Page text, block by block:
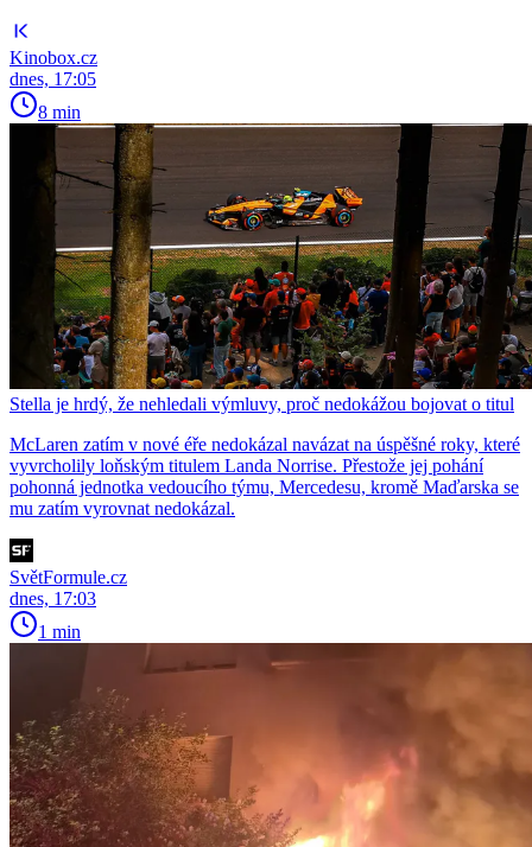
Kinobox.cz
dnes, 17:05
8 min
Stella je hrdý, že nehledali výmluvy, proč nedokážou bojovat o titul
McLaren zatím v nové éře nedokázal navázat na úspěšné roky, které
vyvrcholily loňským titulem Landa Norrise. Přestože jej pohání
pohonná jednotka vedoucího týmu, Mercedesu, kromě Maďarska se
mu zatím vyrovnat nedokázal.
SvětFormule.cz
dnes, 17:03
1 min